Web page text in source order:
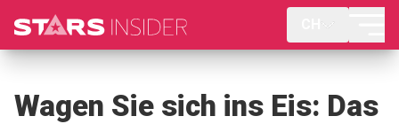
Wagen Sie sich ins Eis: Das